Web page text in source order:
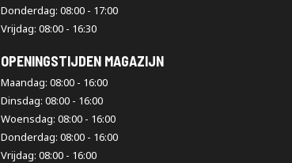
Donderdag: 08:00 - 17:00
Vrijdag: 08:00 - 16:30
OPENINGSTIJDEN MAGAZIJN
Maandag: 08:00 - 16:00
Dinsdag: 08:00 - 16:00
Woensdag: 08:00 - 16:00
Donderdag: 08:00 - 16:00
Vrijdag: 08:00 - 16:00